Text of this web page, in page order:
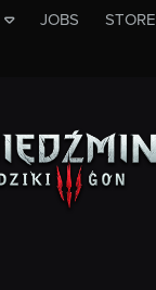
JOBS STORE